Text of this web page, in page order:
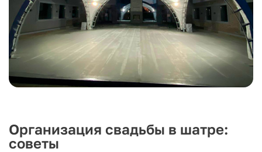
Организация свадьбы в шатре:
советы